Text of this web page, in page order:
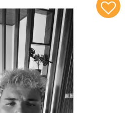
a lehetőséget, hogy
otthonát! Hívjon bátran.